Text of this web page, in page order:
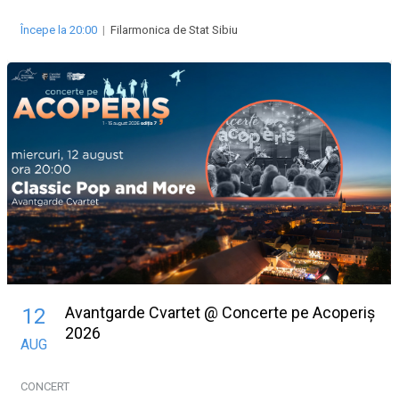
Începe la 20:00 | Filarmonica de Stat Sibiu
12
AUG
Avantgarde Cvartet @ Concerte pe Acoperiș
2026
CONCERT